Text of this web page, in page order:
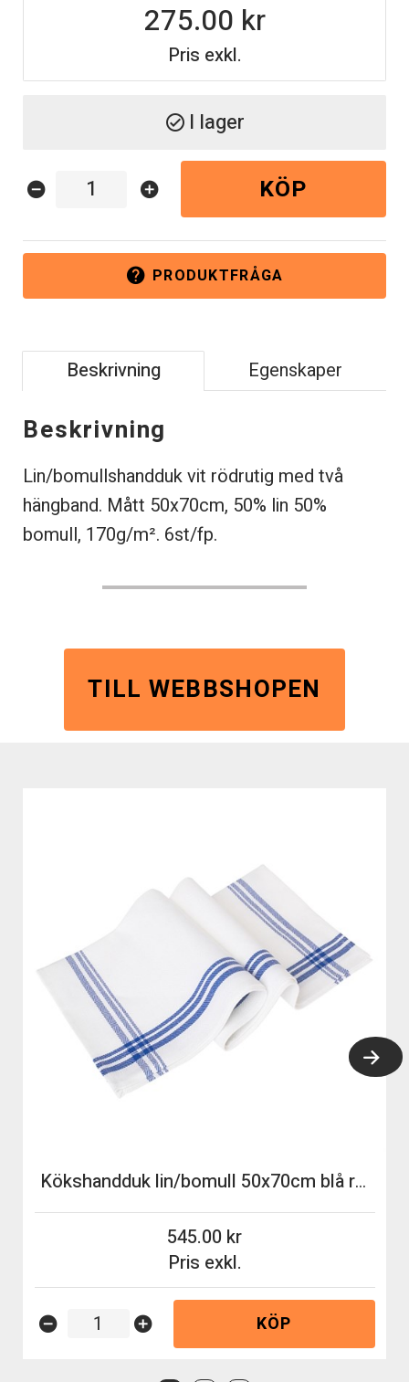
Pris exkl.
275.00
check_circle I lager
help PRODUKTFRÅGA
remove_circle add_circle KÖP
Beskrivning Egenskaper
Beskrivning
Lin/bomullshandduk vit rödrutig med två
hängband. Mått 50x70cm, 50% lin 50%
bomull, 170g/m². 6st/fp.
TILL WEBBSHOPEN
Kökshandduk lin/bomull 50x70cm blå rand 6st/fp
Pris exkl.
545.00
remove_circle add_circle KÖP